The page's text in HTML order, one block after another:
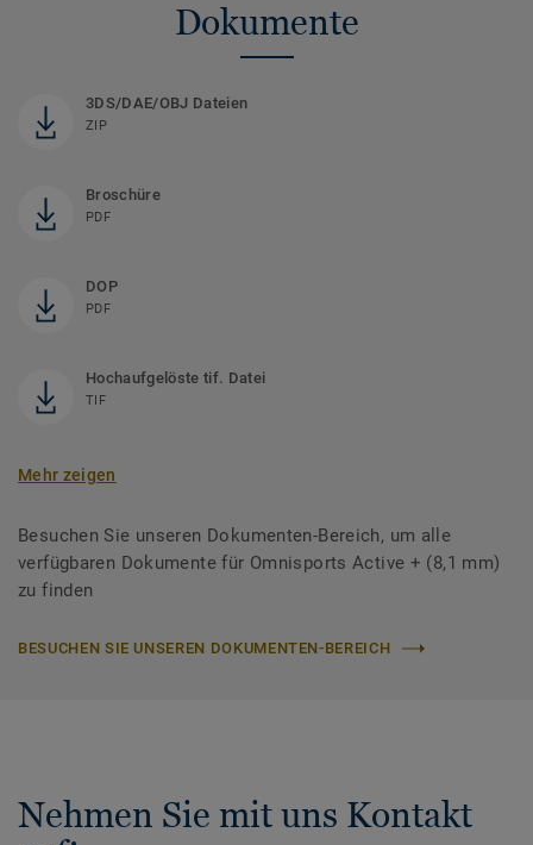
Dokumente
3DS/DAE/OBJ Dateien
ZIP
Broschüre
PDF
DOP
PDF
Hochaufgelöste tif. Datei
TIF
Mehr zeigen
Besuchen Sie unseren Dokumenten-Bereich, um alle
verfügbaren Dokumente für Omnisports Active + (8,1 mm)
zu finden
BESUCHEN SIE UNSEREN DOKUMENTEN-BEREICH
Nehmen Sie mit uns Kontakt